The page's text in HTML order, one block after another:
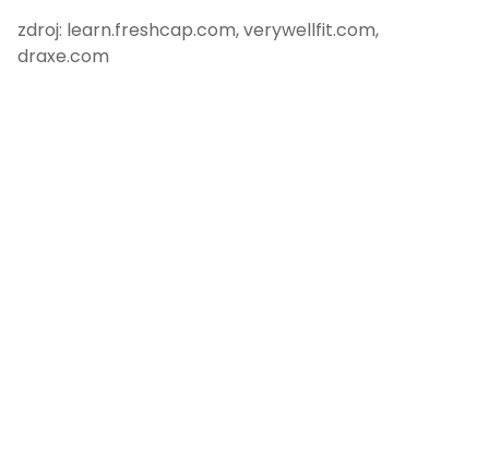
zdroj: learn.freshcap.com, verywellfit.com,
draxe.com